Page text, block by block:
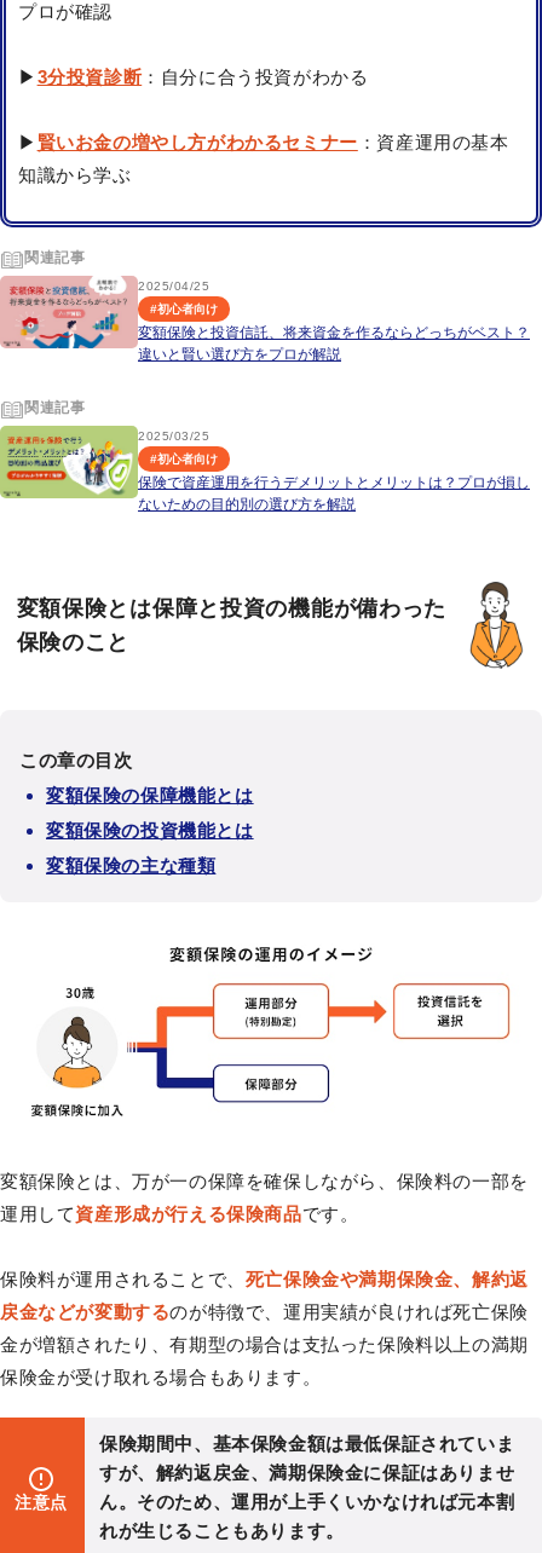
プロが確認
▶ 3分投資診断：自分に合う投資がわかる
▶ 賢いお金の増やし方がわかるセミナー ：資産運用の基本
知識から学ぶ
関連記事
2025/04/25
#初心者向け
変額保険と投資信託、将来資金を作るならどっちがベスト？
違いと賢い選び方をプロが解説
関連記事
2025/03/25
#初心者向け
保険で資産運用を行うデメリットとメリットは？プロが損し
ないための目的別の選び方を解説
変額保険とは保障と投資の機能が備わった
保険のこと
この章の目次
変額保険の保障機能とは
変額保険の投資機能とは
変額保険の主な種類
変額保険とは、万が一の保障を確保しながら、保険料の一部を
運用して資産形成が行える保険商品です。
保険料が運用されることで、 死亡保険金や満期保険金、解約返
戻金などが変動するのが特徴で、運用実績が良ければ死亡保険
金が増額されたり、有期型の場合は支払った保険料以上の満期
保険金が受け取れる場合もあります。
注意点
保険期間中、基本保険金額は最低保証されていま
すが、解約返戻金、満期保険金に保証はありませ
ん。そのため、運用が上手くいかなければ元本割
れが生じることもあります。